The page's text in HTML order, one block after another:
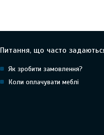
Питання, що часто
Як зробити замовлення?
Коли оплачувати меблі